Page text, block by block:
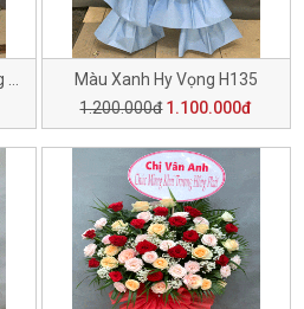
Màu Xanh Hy Vọng H135
1.200.000đ 1.100.000đ